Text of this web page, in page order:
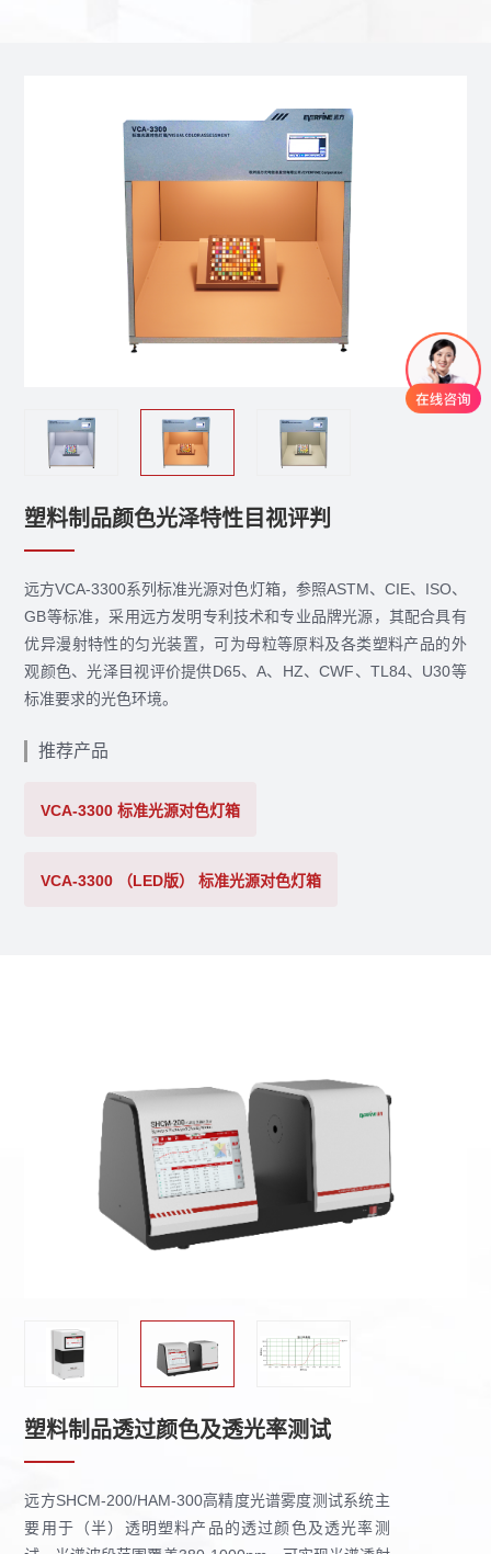
塑料制品颜色光泽特性目视评判
远方VCA-3300系列标准光源对色灯箱，参照ASTM、CIE、ISO、
GB等标准，采用远方发明专利技术和专业品牌光源，其配合具有
优异漫射特性的匀光装置，可为母粒等原料及各类塑料产品的外
观颜色、光泽目视评价提供D65、A、HZ、CWF、TL84、U30等
标准要求的光色环境。
推荐产品
VCA-3300 标准光源对色灯箱
VCA-3300 （LED版） 标准光源对色灯箱
塑料制品透过颜色及透光率测试
远方SHCM-200/HAM-300高精度光谱雾度测试系统主
要用于（半）透明塑料产品的透过颜色及透光率测